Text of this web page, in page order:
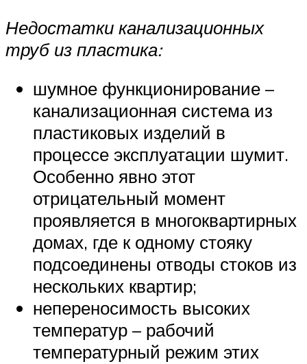
Недостатки канализационных
труб из пластика:
шумное функционирование –
канализационная система из
пластиковых изделий в
процессе эксплуатации шумит.
Особенно явно этот
отрицательный момент
проявляется в многоквартирных
домах, где к одному стояку
подсоединены отводы стоков из
нескольких квартир;
непереносимость высоких
температур – рабочий
температурный режим этих